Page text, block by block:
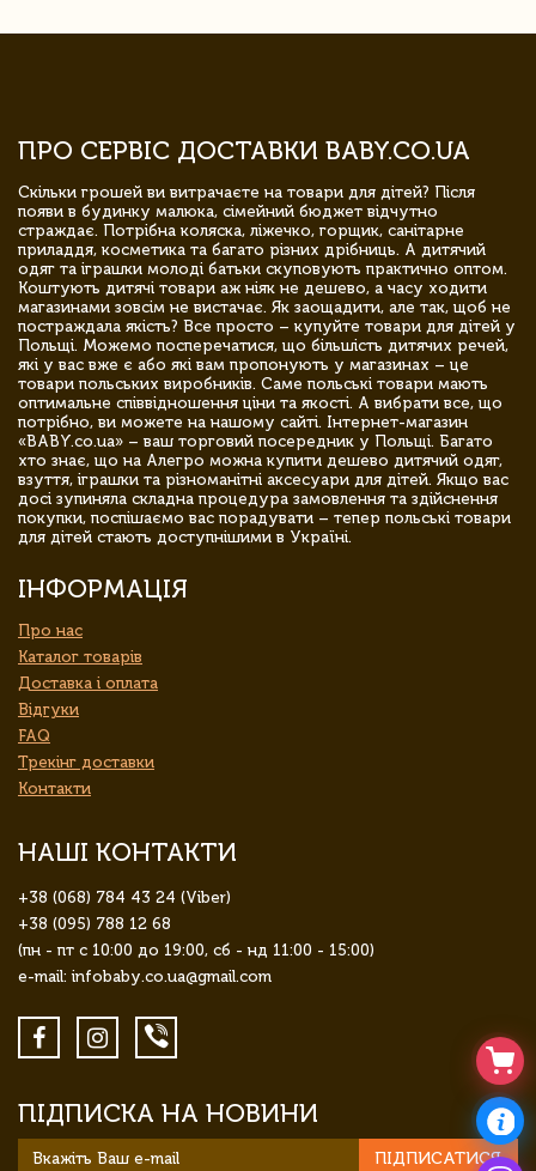
ПРО СЕРВІС ДОСТАВКИ BABY.CO.UA
Скільки грошей ви витрачаєте на товари для дітей? Після
появи в будинку малюка, сімейний бюджет відчутно
страждає. Потрібна коляска, ліжечко, горщик, санітарне
приладдя, косметика та багато різних дрібниць. А дитячий
одяг та іграшки молоді батьки скуповують практично оптом.
Коштують дитячі товари аж ніяк не дешево, а часу ходити
магазинами зовсім не вистачає. Як заощадити, але так, щоб не
постраждала якість? Все просто – купуйте товари для дітей у
Польщі. Можемо посперечатися, що більшість дитячих речей,
які у вас вже є або які вам пропонують у магазинах – це
товари польських виробників. Саме польські товари мають
оптимальне співвідношення ціни та якості. А вибрати все, що
потрібно, ви можете на нашому сайті. Інтернет-магазин
«BABY.co.ua» – ваш торговий посередник у Польщі. Багато
хто знає, що на Алегро можна купити дешево дитячий одяг,
взуття, іграшки та різноманітні аксесуари для дітей. Якщо вас
досі зупиняла складна процедура замовлення та здійснення
покупки, поспішаємо вас порадувати – тепер польські товари
для дітей стають доступнішими в Україні.
ІНФОРМАЦІЯ
Про нас
Каталог товарів
Доставка і оплата
Відгуки
FAQ
Трекінг доставки
Контакти
НАШІ КОНТАКТИ
+38 (068) 784 43 24 (Viber)
+38 (095) 788 12 68
(пн - пт с 10:00 до 19:00, сб - нд 11:00 - 15:00)
e-mail: infobaby.co.ua@gmail.com
ПІДПИСКА НА НОВИНИ
ПІДПИСАТИСЯ